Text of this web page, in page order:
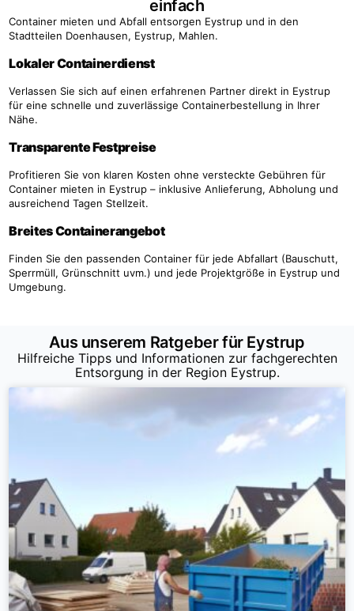
einfach
Container mieten und Abfall entsorgen Eystrup und in den
Stadtteilen Doenhausen, Eystrup, Mahlen.
Lokaler Containerdienst
Verlassen Sie sich auf einen erfahrenen Partner direkt in Eystrup
für eine schnelle und zuverlässige Containerbestellung in Ihrer
Nähe.
Transparente Festpreise
Profitieren Sie von klaren Kosten ohne versteckte Gebühren für
Container mieten in Eystrup – inklusive Anlieferung, Abholung und
ausreichend Tagen Stellzeit.
Breites Containerangebot
Finden Sie den passenden Container für jede Abfallart (Bauschutt,
Sperrmüll, Grünschnitt uvm.) und jede Projektgröße in Eystrup und
Umgebung.
Aus unserem Ratgeber für Eystrup
Hilfreiche Tipps und Informationen zur fachgerechten
Entsorgung in der Region Eystrup.